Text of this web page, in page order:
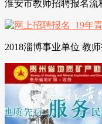
淮安市教师招聘报名
2018淄博事业单位 教